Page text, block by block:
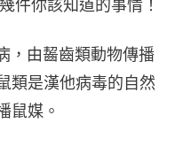
件你該知道的事情！
，由齧齒類動物傳播
類是漢他病毒的自然
鼠媒。